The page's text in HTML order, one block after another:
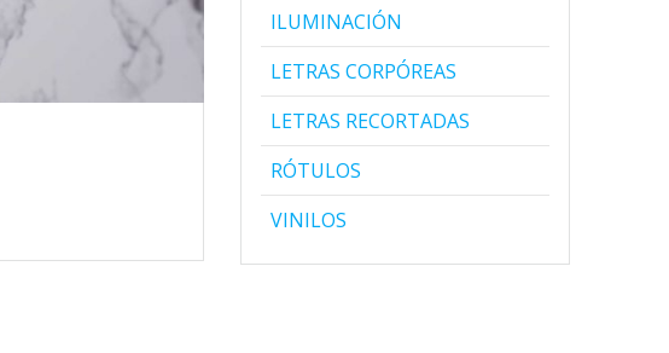
ILUMINACIÓN
LETRAS CORPÓREAS
LETRAS RECORTADAS
RÓTULOS
VINILOS